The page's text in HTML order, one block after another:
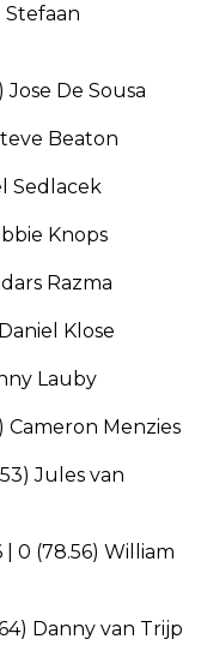
Stefaan
Jose De Sousa
Beaton
Sedlacek
Knops
Razma
Klose
Lauby
Cameron Menzies
Jules van
0 (78.56) William
Danny van Trijp